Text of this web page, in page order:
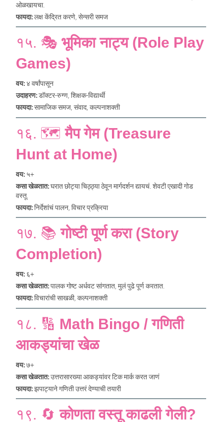
ओळखायचा.
फायदा:लक्ष केंद्रित करणे, सेन्सरी समज
१५. 🎭भूमिका नाट्य (Role Play
Games)
वय: ४ वर्षांपासून
उदाहरण:डॉक्टर-रुग्ण, शिक्षक-विद्यार्थी
फायदा:सामाजिक समज, संवाद, कल्पनाशक्ती
१६. 🗺️मैप गेम (Treasure
Hunt at Home)
वय: ५+
कसा खेळतात:घरात छोट्या चिठ्ठ्या ठेवून मार्गदर्शन द्यायचं. शेवटी एखादी गोड
वस्तू.
फायदा:निर्देशांचं पालन, विचार प्रक्रिया
१७. 📚गोष्टी पूर्ण करा (Story
Completion)
वय: ६+
कसा खेळतात:पालक गोष्ट अर्धवट सांगतात, मुलं पुढे पूर्ण करतात.
फायदा:विचारांची साखळी, कल्पनाशक्ती
१८. 🔢 Math Bingo / गणिती
आकड्यांचा खेळ
वय:७+
कसा खेळतात:उत्तरासारख्या आकड्यांवर टिक मार्क करत जाणं
फायदा:झपाट्याने गणिती उत्तरं देण्याची तयारी
१९. 🔄कोणता वस्तू काढली गेली?